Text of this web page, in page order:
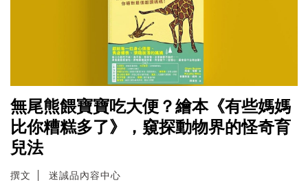
無尾熊餵寶寶吃大便？繪本《有些媽媽
比你糟糕多了》，窺探動物界的怪奇育
兒法
撰文 迷誠品內容中心